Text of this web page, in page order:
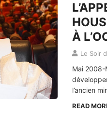
À
Le Soir
Mai 2008-
l’ancien
READ